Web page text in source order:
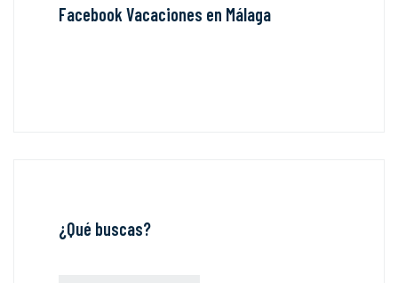
Facebook Vacaciones en Málaga
¿Qué buscas?